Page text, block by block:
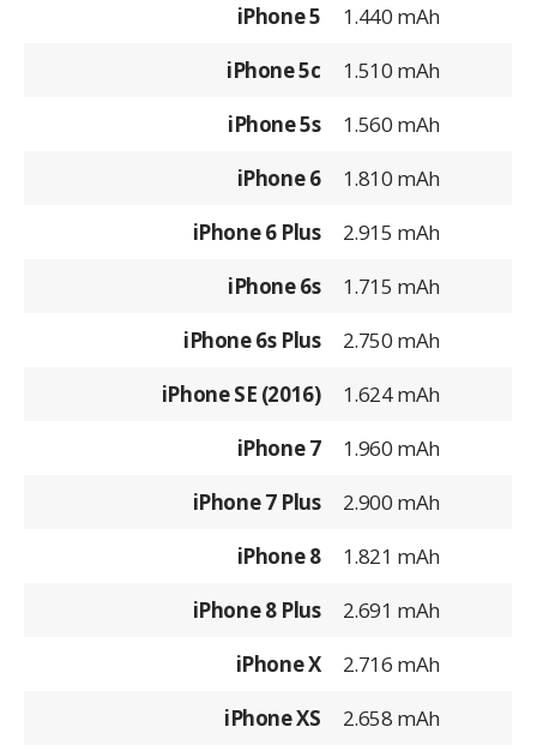
iPhone 5
1.440 mAh
iPhone 5c
1.510 mAh
iPhone 5s
1.560 mAh
iPhone 6
1.810 mAh
iPhone 6 Plus
2.915 mAh
iPhone 6s
1.715 mAh
iPhone 6s Plus
2.750 mAh
iPhone SE (2016)
1.624 mAh
iPhone 7
1.960 mAh
iPhone 7 Plus
2.900 mAh
iPhone 8
1.821 mAh
iPhone 8 Plus
2.691 mAh
iPhone X
2.716 mAh
iPhone XS
2.658 mAh